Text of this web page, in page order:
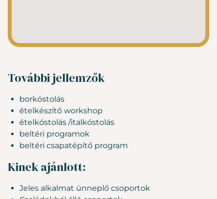
További jellemzők
borkóstolás
ételkészítő workshop
ételkóstolás /italkóstolás
beltéri programok
beltéri csapatépítő program
Kinek ajánlott:
Jeles alkalmat ünneplő csoportok